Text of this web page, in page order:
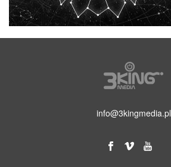
info@3kingmedia.pl